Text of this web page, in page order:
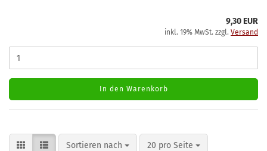
9,30 EUR
inkl. 19% MwSt. zzgl. Versand
In den Warenkorb
Sortieren nach
Sortieren nach 20 pro Seite
pro Seite